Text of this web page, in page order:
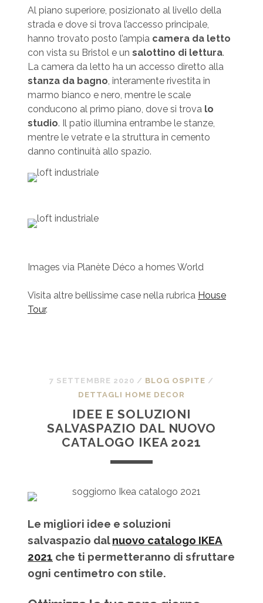
Al piano superiore, posizionato al livello della
strada e dove si trova l’accesso principale,
hanno trovato posto l’ampia camera da letto
con vista su Bristol e un salottino di lettura.
La camera da letto ha un accesso diretto alla
stanza da bagno, interamente rivestita in
marmo bianco e nero, mentre le scale
conducono al primo piano, dove si trova lo
studio. Il patio illumina entrambe le stanze,
mentre le vetrate e la struttura in cemento
danno continuità allo spazio.
Images via Planète Déco a homes World
Visita altre bellissime case nella rubrica House
Tour.
7 SETTEMBRE 2020 / BLOG OSPITE /
DETTAGLI HOME DECOR
IDEE E SOLUZIONI
SALVASPAZIO DAL NUOVO
CATALOGO IKEA 2021
Le migliori idee e soluzioni
salvaspazio dalnuovo catalogo IKEA
2021 che ti permetteranno di sfruttare
ogni centimetro con stile.